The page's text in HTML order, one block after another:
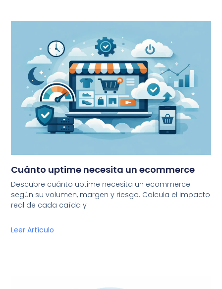
Cuánto uptime necesita un ecommerce
Descubre cuánto uptime necesita un ecommerce
según su volumen, margen y riesgo. Calcula el impacto
real de cada caída y
Leer Artículo